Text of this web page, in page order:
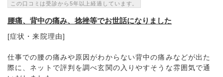
この口コミは受診から5年以上経過しています。
腰痛、背中の痛み、捻挫等でお世話になりました
[症状・来院理由]
仕事での腰の痛みや原因がわからない背中の痛みなどが出た
際に、ネットで評判を調べ玄関の入りやすそうな雰囲気で通